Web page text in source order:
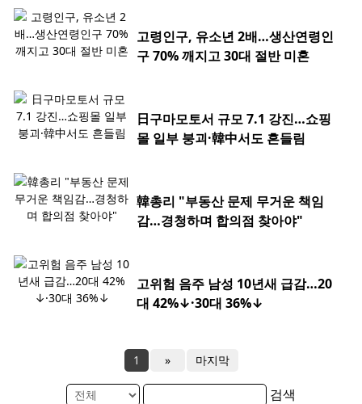
고령인구, 유소년 2배…생산연령인
구 70% 깨지고 30대 절반 미혼
日구마모토서 규모 7.1 강진…쇼핑
몰 일부 붕괴·韓中서도 흔들림
韓총리 "부동산 문제 무거운 책임
감…경청하며 합의점 찾아야"
고위험 음주 남성 10년새 급감…20
대 42%↓·30대 36%↓
1 » 마지막
검색